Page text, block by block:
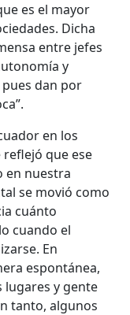
es el mayor
Dicha
entre jefes
y
dan por
en los
que ese
en nuestra
se movió como
cuánto
cuando el
En
espontánea,
lugares y gente
tanto, algunos